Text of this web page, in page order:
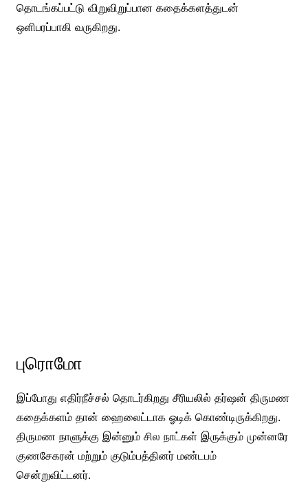
தொடங்கப்பட்டு விறுவிறுப்பான கதைக்களத்துடன்
ஒளிபரப்பாகி வருகிறது.
புரொமோ
இப்போது எதிர்நீச்சல் தொடர்கிறது சீரியலில் தர்ஷன் திருமண
கதைக்களம் தான் ஹைலைட்டாக ஓடிக் கொண்டிருக்கிறது.
திருமண நாளுக்கு இன்னும் சில நாட்கள் இருக்கும் முன்னரே
குணசேகரன் மற்றும் குடும்பத்தினர் மண்டபம்
சென்றுவிட்டனர்.